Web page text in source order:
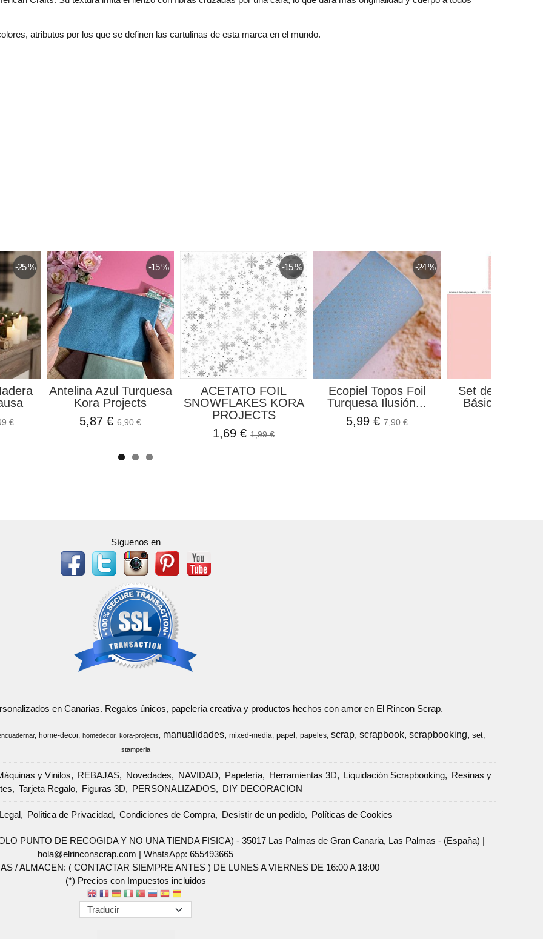
atributos por los que se definen las cartulinas de esta marca en el mundo.
-25 %
€
-15 %
Antelina Azul Turquesa
Kora Projects
5,87 €6,90 €
-15 %
ACETATO FOIL
SNOWFLAKES KORA
PROJECTS
1,69 €1,99 €
-24 %
Ecopiel Topos Foil
Turquesa Ilusión...
5,99 €7,90 €
Set de Papeles
Básicos de
Síguenos en
en Canarias. Regalos únicos, papelería creativa y productos hechos con amor en El Rincon Scrap.
home-decor homedecor kora-projects manualidades mixed-media papel papeles scrap scrapbook scrapbooking set
stamperia
y Vinilos REBAJAS Novedades NAVIDAD Papelería Herramientas 3D Liquidación Scrapbooking
Resinas y
Tarjeta Regalo Figuras 3D PERSONALIZADOS DIY DECORACION
Política de Privacidad Condiciones de Compra Desistir de un pedido Políticas de Cookies
PUNTO DE RECOGIDA Y NO UNA TIENDA FISICA) - 35017 Las Palmas de Gran Canaria, Las Palmas - (España) |
hola@elrinconscrap.com |WhatsApp: 655493665
/ ALMACEN: ( CONTACTAR SIEMPRE ANTES ) DE LUNES A VIERNES DE 16:00 A 18:00
(*) Precios con Impuestos incluidos